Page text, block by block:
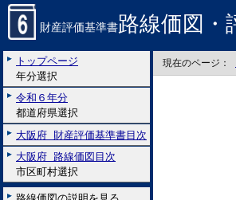
財産評価基準書路線価図・
トップページ
年分選択
令和６年分
都道府県選択
大阪府 財産評価基準書目次
大阪府 路線価図目次
市区町村選択
現在のページ：